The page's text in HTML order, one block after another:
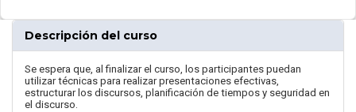
Descripción del curso
Se espera que, al finalizar el curso, los participantes puedan
utilizar técnicas para realizar presentaciones efectivas,
estructurar los discursos, planificación de tiempos y seguridad en
el discurso.